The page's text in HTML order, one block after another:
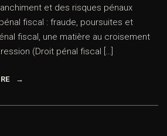
et des risques pénaux
fiscal : fraude, poursuites et
fiscal, une matière au croisement
(Droit pénal fiscal […]